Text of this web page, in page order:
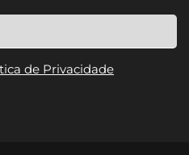
de Privacidade